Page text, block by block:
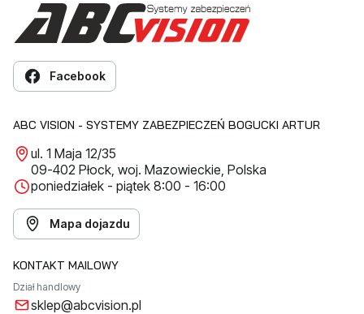
Facebook
ABC VISION - SYSTEMY ZABEZPIECZEŃ BOGUCKI ARTUR
ul. 1 Maja 12/35
09-402 Płock, woj. Mazowieckie, Polska
poniedziałek - piątek 8:00 - 16:00
Mapa dojazdu
KONTAKT MAILOWY
Dział handlowy
sklep@abcvision.pl